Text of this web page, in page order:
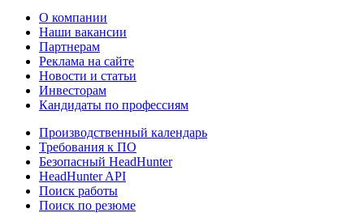
О компании
Наши вакансии
Партнерам
Реклама на сайте
Новости и статьи
Инвесторам
Кандидаты по профессиям
Производственный календарь
Требования к ПО
Безопасный HeadHunter
HeadHunter API
Поиск работы
Поиск по резюме